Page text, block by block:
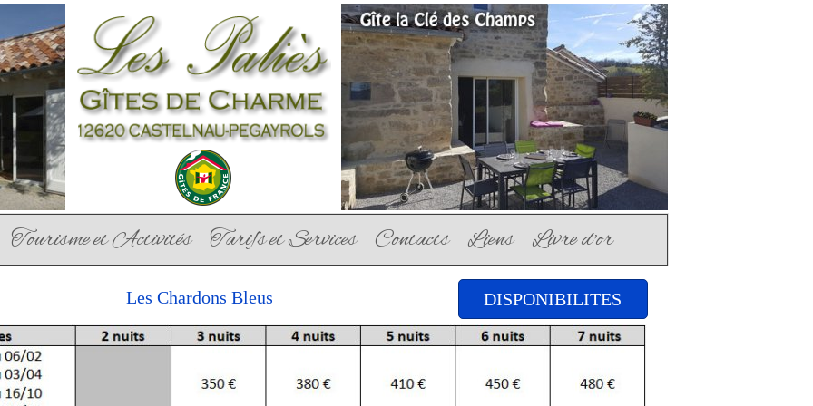
Tourisme et Activités Tarifs et Services Contacts Liens Livre d'or
Les Chardons Bleus DISPONIBILITES